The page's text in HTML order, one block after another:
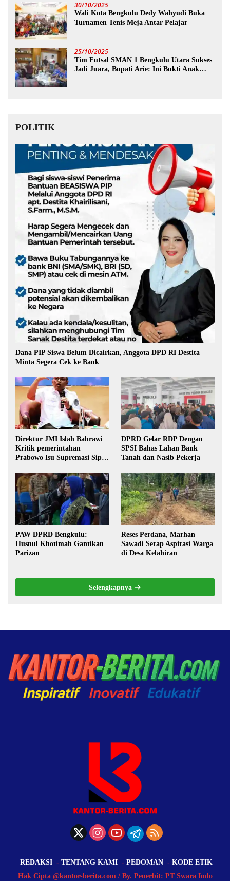
30/10/2025
Wali Kota Bengkulu Dedy Wahyudi Buka
Turnamen Tenis Meja Antar Pelajar
25/10/2025
Tim Futsal SMAN 1 Bengkulu Utara Sukses
Jadi Juara, Bupati Arie: Ini Bukti Anak
POLITIK
Dana PIP Siswa Belum Dicairkan, Anggota DPD RI Destita
Minta Segera Cek ke Bank
Direktur JMI Islah Bahrawi
Kritik pemerintahan
Prabowo Isu Supremasi Sipil,
Pilkada oleh DPRD
DPRD Gelar RDP Dengan
SPSI Bahas Lahan Bank
Tanah dan Nasib Pekerja
PAW DPRD Bengkulu:
Husnul Khotimah Gantikan
Parizan
Reses Perdana, Marhan
Sawadi Serap Aspirasi Warga
di Desa Kelahiran
Selengkapnya
REDAKSI TENTANG KAMI PEDOMAN
KODE ETIK
Hak Cipta @kantor-berita.com / By. Penerbit: PT Swara Indo